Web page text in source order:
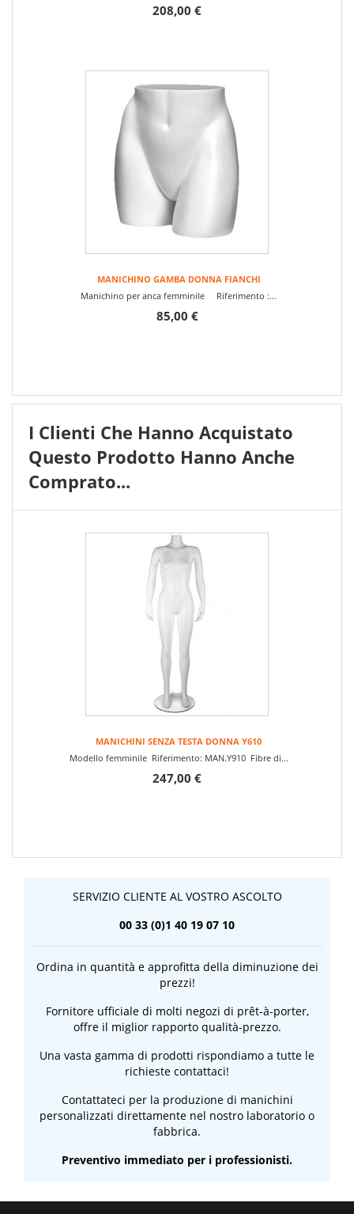
208,00 €
MANICHINO GAMBA DONNA FIANCHI
Manichino per anca femminile Riferimento :...
85,00 €
I Clienti Che Hanno Acquistato
Questo Prodotto Hanno Anche
Comprato...
MANICHINI SENZA TESTA DONNA Y610
Modello femminile Riferimento: MAN.Y910 Fibre di...
247,00 €
SERVIZIO CLIENTE AL VOSTRO ASCOLTO
00 33 (0)1 40 19 07 10
Ordina in quantità e approfitta della diminuzione dei
prezzi!
Fornitore ufficiale di molti negozi di prêt-à-porter,
offre il miglior rapporto qualità-prezzo.
Una vasta gamma di prodotti rispondiamo a tutte le
richieste contattaci!
Contattateci per la produzione di manichini
personalizzati direttamente nel nostro laboratorio o
fabbrica.
Preventivo immediato per i professionisti.